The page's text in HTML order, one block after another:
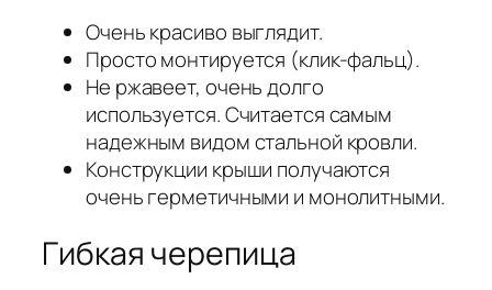
Очень красиво выглядит.
Просто монтируется (клик-фальц).
Не ржавеет, очень долго
используется. Считается самым
надежным видом стальной кровли.
Конструкции крыши получаются
очень герметичными и монолитными.
Гибкая черепица